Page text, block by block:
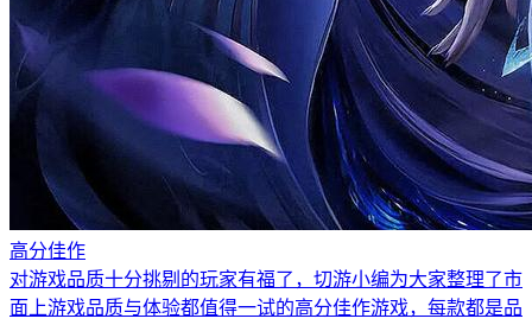
高分佳作
对游戏品质十分挑剔的玩家有福了，切游小编为大家整理了市
面上游戏品质与体验都值得一试的高分佳作游戏，每款都是品